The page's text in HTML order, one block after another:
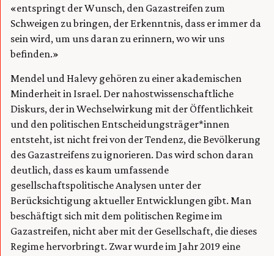
«entspringt der Wunsch, den Gazastreifen zum
Schweigen zu bringen, der Erkenntnis, dass er immer da
sein wird, um uns daran zu erinnern, wo wir uns
befinden.»
Mendel und Halevy gehören zu einer akademischen
Minderheit in Israel. Der nahostwissenschaftliche
Diskurs, der in Wechselwirkung mit der Öffentlichkeit
und den politischen Entscheidungsträger*innen
entsteht, ist nicht frei von der Tendenz, die Bevölkerung
des Gazastreifens zu ignorieren. Das wird schon daran
deutlich, dass es kaum umfassende
gesellschaftspolitische Analysen unter der
Berücksichtigung aktueller Entwicklungen gibt. Man
beschäftigt sich mit dem politischen Regime im
Gazastreifen, nicht aber mit der Gesellschaft, die dieses
Regime hervorbringt. Zwar wurde im Jahr 2019 eine